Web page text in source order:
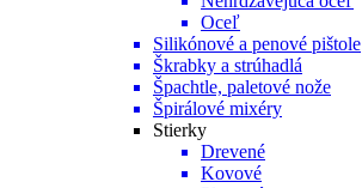
Oceľ
Silikónové a penové pištole
Škrabky a strúhadlá
Špachtle, paletové nože
Špirálové mixéry
Stierky
Drevené
Kovové